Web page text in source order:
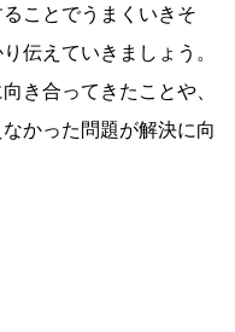
ことでうまくいきそ
伝えていきましょう。
き合ってきたことや、
かった問題が解決に向